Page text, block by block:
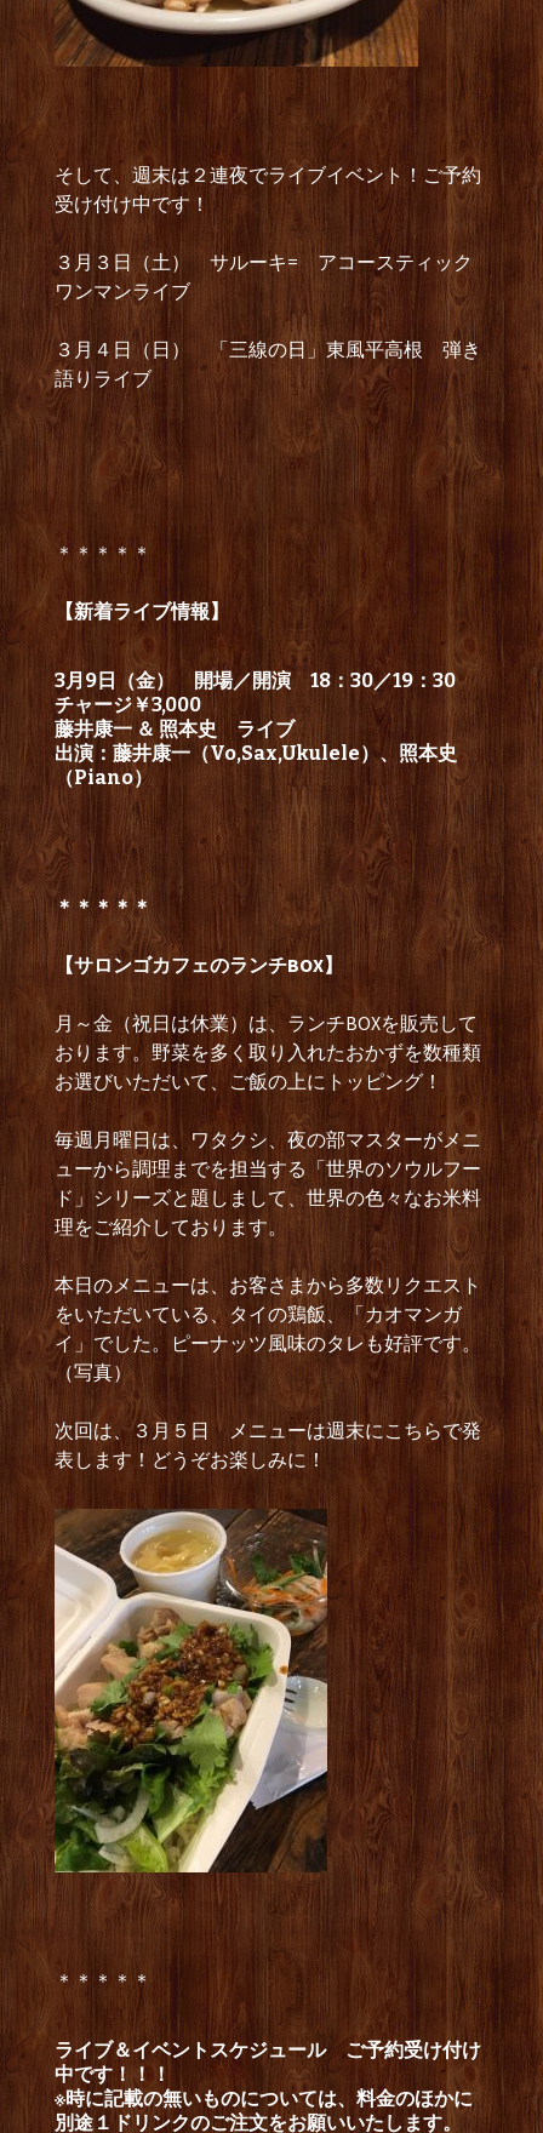
そして、週末は２連夜でライブイベント！ご予約
受け付け中です！
３月３日（土） サルーキ= アコースティック
ワンマンライブ
３月４日（日） 「三線の日」東風平高根 弾き
語りライブ
＊＊＊＊＊
【新着ライブ情報】
3月9日（金） 開場／開演 18：30／19：30
チャージ￥3,000
藤井康一 ＆ 照本史 ライブ
出演：藤井康一（Vo,Sax,Ukulele）、照本史
（Piano）
＊＊＊＊＊
【サロンゴカフェのランチBOX】
月～金（祝日は休業）は、ランチBOXを販売して
おります。野菜を多く取り入れたおかずを数種類
お選びいただいて、ご飯の上にトッピング！
毎週月曜日は、ワタクシ、夜の部マスターがメニ
ューから調理までを担当する「世界のソウルフー
ド」シリーズと題しまして、世界の色々なお米料
理をご紹介しております。
本日のメニューは、お客さまから多数リクエスト
をいただいている、タイの鶏飯、「カオマンガ
イ」でした。ピーナッツ風味のタレも好評です。
（写真）
次回は、３月５日 メニューは週末にこちらで発
表します！どうぞお楽しみに！
＊＊＊＊＊
ライブ＆イベントスケジュールご予約受け付け
中です！！！
※時に記載の無いものについては、料金のほかに
別途１ドリンクのご注文をお願いいたします。